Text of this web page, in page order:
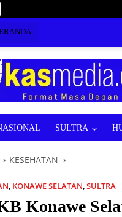
Momen Hari
SULTRA
KESEHATAN
, KONAWE SELATAN,SULTRA
Konawe